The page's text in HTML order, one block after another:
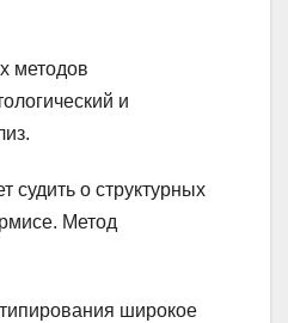
методов
и
судить о структурных
Метод
широкое